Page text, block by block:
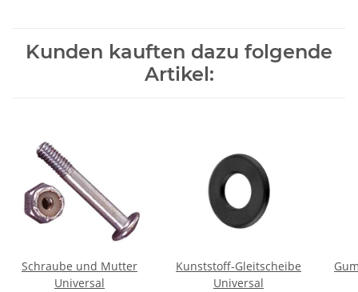
Kunden kauften dazu folgende
Artikel:
Schraube und Mutter
Universal
Kunststoff-Gleitscheibe
Universal